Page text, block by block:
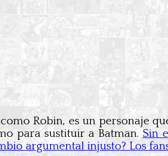
Robin, es un personaje
para sustituir a Batman. Sin
argumental injusto? Los